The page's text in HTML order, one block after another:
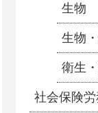
生物
生物
衛生
社会保険